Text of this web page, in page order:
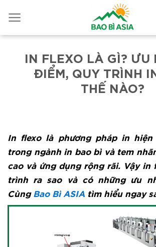
IN FLEXO LÀ GÌ? ƯU
ĐIỂM, QUY TRÌNH
THẾ NÀO?
In flexo là phương pháp in
trong ngành in bao bì và tem
cao và ứng dụng rộng rãi. Vậy in
trình ra sao và có những ưu
Cùng Bao Bì ASIA tìm hiểu ngay